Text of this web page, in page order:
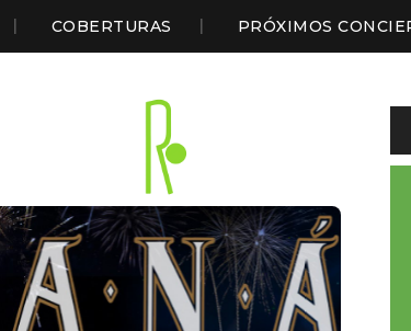
COBERTURAS PRÓXIMOS